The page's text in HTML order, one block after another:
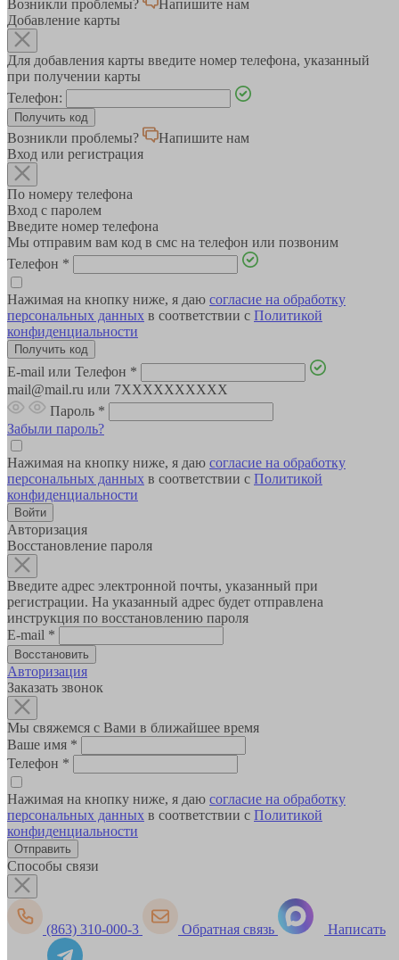
Возникли проблемы?
Напишите нам
Добавление карты
Для добавления карты введите номер телефона, указанный
при получении карты
Телефон:
Возникли проблемы?
Напишите нам
Вход или регистрация
По номеру телефона
Вход с паролем
Введите номер телефона
Мы отправим вам код в смс на телефон или позвоним
Телефон *
Нажимая на кнопку ниже, я даю согласие на обработку
персональных данных в соответствии с Политикой
конфиденциальности
E-mail или Телефон *
mail@mail.ru или 7XXXXXXXXXX
Пароль *
Забыли пароль?
Нажимая на кнопку ниже, я даю согласие на обработку
персональных данных в соответствии с Политикой
конфиденциальности
Авторизация
Восстановление пароля
Введите адрес электронной почты, указанный при
регистрации. На указанный адрес будет отправлена
инструкция по восстановлению пароля
E-mail *
Авторизация
Заказать звонок
Мы свяжемся с Вами в ближайшее время
Ваше имя *
Телефон *
Нажимая на кнопку ниже, я даю согласие на обработку
персональных данных в соответствии с Политикой
конфиденциальности
Способы связи
(863) 310-000-3 Обратная связь Написать